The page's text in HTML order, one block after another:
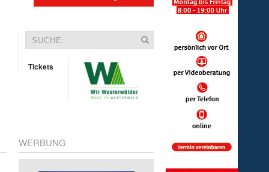
Tickets
WERBUNG